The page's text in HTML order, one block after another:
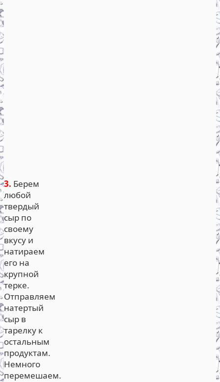
3. Берем
любой
твердый
сыр по
своему
вкусу и
натираем
его на
крупной
терке.
Отправляем
натертый
сыр в
тарелку к
остальным
продуктам.
Немного
перемешаем.